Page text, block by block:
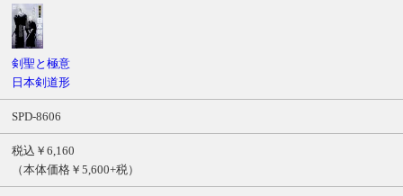
剣聖と極意
日本剣道形
SPD-8606
税込￥6,160
（本体価格￥5,600+税）